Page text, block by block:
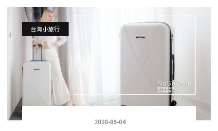
台灣小旅行
2020-09-04